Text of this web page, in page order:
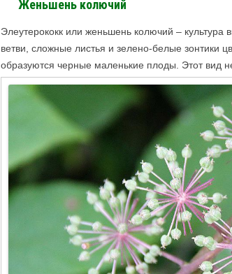
Женьшень колючий
Элеутерококк или женьшень колючий – культура
ветви, сложные листья и зелено-белые зонтики
образуются черные маленькие плоды. Этот вид